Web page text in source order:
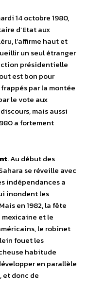
14 octobre 1980,
d’Etat aux
l’affirme haut et
un seul étranger
présidentielle
est bon pour
par la montée
le vote aux
mais aussi
a fortement
. Au début des
se réveille avec
indépendances a
inondent les
en 1982, la fête
et le
le robinet
fouet les
habitude
en parallèle
et donc de